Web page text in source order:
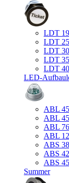
LDT 19
LDT 25
LDT 30
LDT 35
LDT 40
LED-
ABL
ABL
ABL
ABL
ABS
ABS 42
ABS 45
Summer